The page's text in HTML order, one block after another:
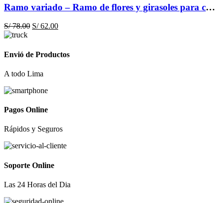
Ramo variado – Ramo de flores y girasoles para cumpleaños – flores amarillas
S/78.00 El
era:
S/62.00El
es:
Envió de Productos
A todo Lima
Pagos Online
Rápidos y Seguros
Soporte Online
Las 24 Horas del Dia